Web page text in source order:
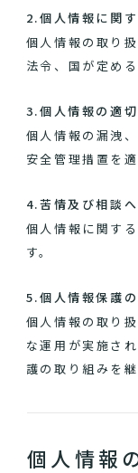
2.個人情報に関
個人情報の取り
法令、国が定め
3.個人情報の適
個人情報の漏洩
安全管理措置を
4.苦情及び相談
個人情報に関す
す。
5.個人情報保護
個人情報の取り
な運用が実施さ
護の取り組みを
個人情報